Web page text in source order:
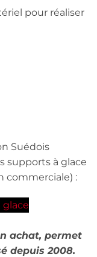
pour réaliser
Suédois
supports à glace
commerciale) :
glace
achat, permet
depuis 2008.